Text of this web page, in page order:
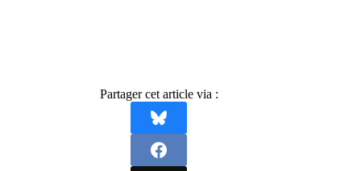
Partager cet article via :